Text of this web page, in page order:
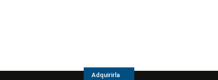
Adquirirla